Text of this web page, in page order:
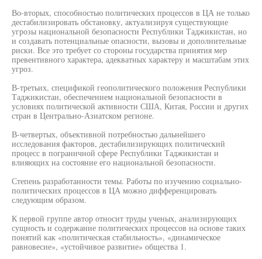
Во-вторых, способностью политических процессов в ЦА не только
дестабилизировать обстановку, актуализируя существующие
угрозы национальной безопасности Республики Таджикистан, но
и создавать потенциальные опасности, вызовы и дополнительные
риски. Все это требует со стороны государства принятия мер
превентивного характера, адекватных характеру и масштабам этих
угроз.
В-третьих, спецификой геополитического положения Республики
Таджикистан, обеспечением национальной безопасности в
условиях политической активности США, Китая, России и других
стран в Центрально-Азиатском регионе.
В-четвертых, объективной потребностью дальнейшего
исследования факторов, дестабилизирующих политический
процесс в пограничной сфере Республики Таджикистан и
влияющих на состояние его национальной безопасности.
Степень разработанности темы. Работы по изучению социально-
политических процессов в ЦА можно дифференцировать
следующим образом.
К первой группе автор относит труды ученых, анализирующих
сущность и содержание политических процессов на основе таких
понятий как «политическая стабильность», «динамическое
равновесие», «устойчивое развитие» общества 1.